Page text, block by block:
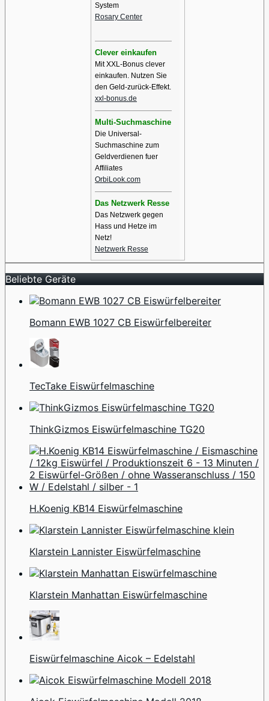
System
Rosary Center
Clever einkaufen
Mit XXL-Bonus clever
einkaufen. Nutzen Sie
den Geld-zurück-Effekt.
xxl-bonus.de
Multi-Suchmaschine
Die Universal-
Suchmaschine zum
Geldverdienen fuer
Affiliates
OrbiLook.com
Das Netzwerk Resse
Das Netzwerk gegen
Hass und Hetze im
Netz!
Netzwerk Resse
Beliebte Geräte
Bomann EWB 1027 CB Eiswürfelbereiter
TecTake Eiswürfelmaschine
ThinkGizmos Eiswürfelmaschine TG20
H.Koenig KB14 Eiswürfelmaschine
Klarstein Lannister Eiswürfelmaschine
Klarstein Manhattan Eiswürfelmaschine
Eiswürfelmaschine Aicok – Edelstahl